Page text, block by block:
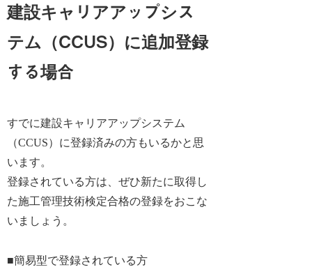
建設キャリアアップシス
テム（CCUS）に追加登録
する場合
すでに建設キャリアアップシステム
（CCUS）に登録済みの方もいるかと思
います。
登録されている方は、ぜひ新たに取得し
た施工管理技術検定合格の登録をおこな
いましょう。
■簡易型で登録されている方